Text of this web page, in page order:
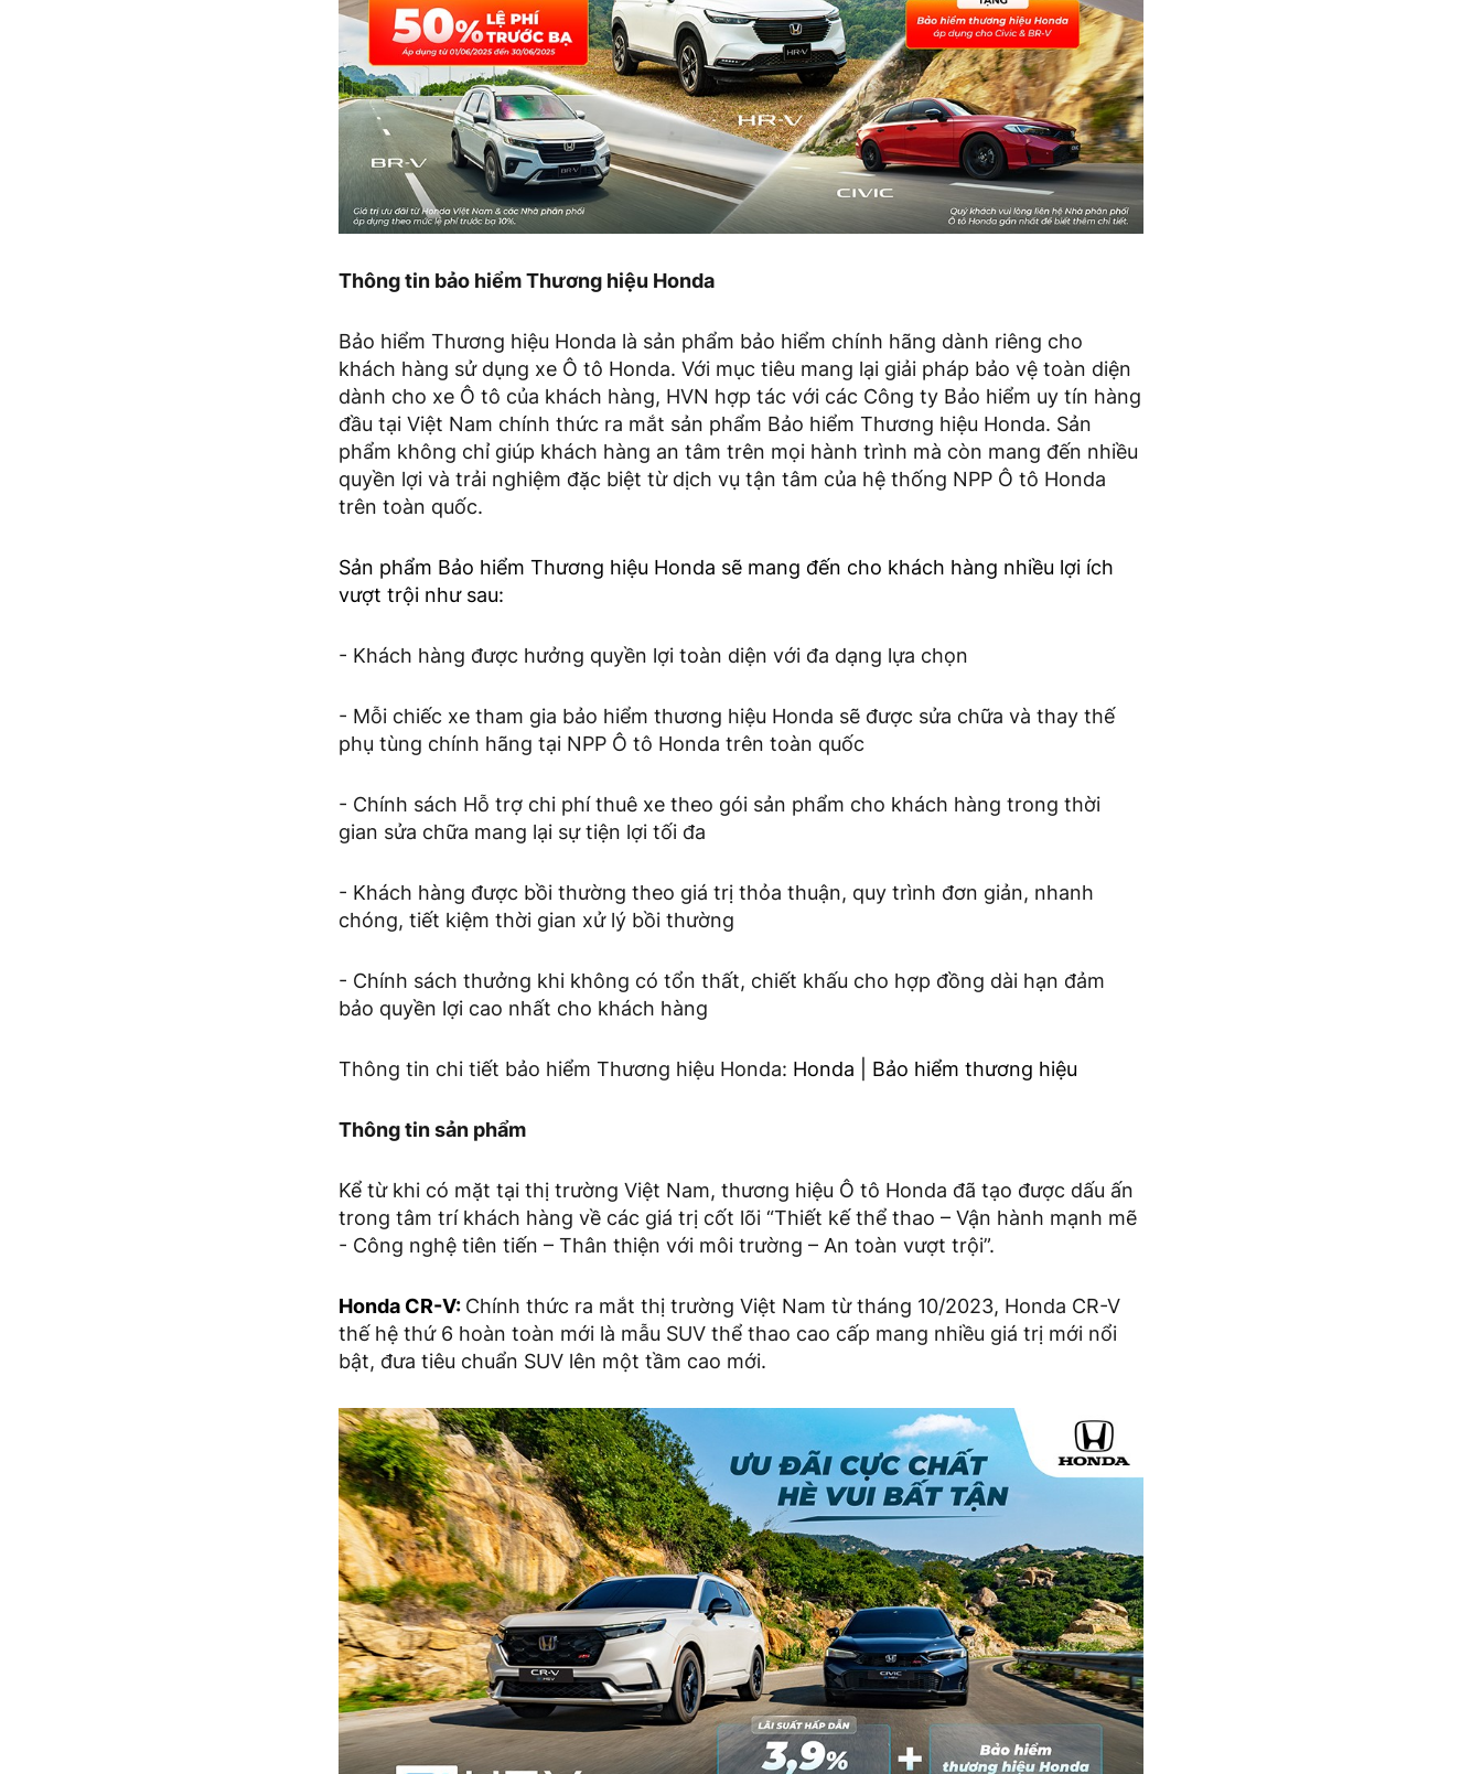
Thông tin bảo hiểm Thương hiệu Honda
Bảo hiểm Thương hiệu Honda là sản phẩm bảo hiểm chính hãng dành riêng cho
khách hàng sử dụng xe Ô tô Honda. Với mục tiêu mang lại giải pháp bảo vệ toàn diện
dành cho xe Ô tô của khách hàng, HVN hợp tác với các Công ty Bảo hiểm uy tín hàng
đầu tại Việt Nam chính thức ra mắt sản phẩm Bảo hiểm Thương hiệu Honda. Sản
phẩm không chỉ giúp khách hàng an tâm trên mọi hành trình mà còn mang đến nhiều
quyền lợi và trải nghiệm đặc biệt từ dịch vụ tận tâm của hệ thống NPP Ô tô Honda
trên toàn quốc.
Sản phẩm Bảo hiểm Thương hiệu Honda sẽ mang đến cho khách hàng nhiều lợi ích
vượt trội như sau:
- Khách hàng được hưởng quyền lợi toàn diện với đa dạng lựa chọn
- Mỗi chiếc xe tham gia bảo hiểm thương hiệu Honda sẽ được sửa chữa và thay thế
phụ tùng chính hãng tại NPP Ô tô Honda trên toàn quốc
- Chính sách Hỗ trợ chi phí thuê xe theo gói sản phẩm cho khách hàng trong thời
gian sửa chữa mang lại sự tiện lợi tối đa
- Khách hàng được bồi thường theo giá trị thỏa thuận, quy trình đơn giản, nhanh
chóng, tiết kiệm thời gian xử lý bồi thường
- Chính sách thưởng khi không có tổn thất, chiết khấu cho hợp đồng dài hạn đảm
bảo quyền lợi cao nhất cho khách hàng
Thông tin chi tiết bảo hiểm Thương hiệu Honda: Honda | Bảo hiểm thương hiệu
Thông tin sản phẩm
Kể từ khi có mặt tại thị trường Việt Nam, thương hiệu Ô tô Honda đã tạo được dấu ấn
trong tâm trí khách hàng về các giá trị cốt lõi “Thiết kế thể thao – Vận hành mạnh mẽ
- Công nghệ tiên tiến – Thân thiện với môi trường – An toàn vượt trội”.
Honda CR-V: Chính thức ra mắt thị trường Việt Nam từ tháng 10/2023, Honda CR-V
thế hệ thứ 6 hoàn toàn mới là mẫu SUV thể thao cao cấp mang nhiều giá trị mới nổi
bật, đưa tiêu chuẩn SUV lên một tầm cao mới.